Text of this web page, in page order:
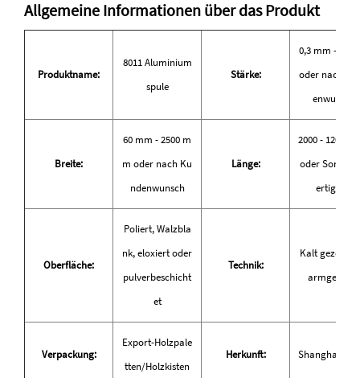
Allgemeine Informationen über das Produkt
Produktname:
8011 Aluminium
spule
Stärke:
0,3 mm - 20
oder nach
enwunsch
Breite:
60 mm - 2500 m
m oder nach Ku
ndenwunsch
Länge:
2000 - 12000
oder
ertigung
Oberfläche:
Poliert, Walzbla
nk, eloxiert oder
pulverbeschicht
et
Technik:
Kalt
armgewalzt
Verpackung:
Export-Holzpale
tten/Holzkisten
Herkunft: Shanghai,